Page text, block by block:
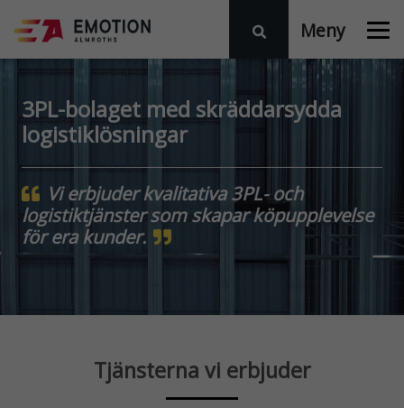
Meny
3PL-bolaget med skräddarsydda
logistiklösningar
Vi erbjuder kvalitativa 3PL- och
logistiktjänster som skapar köpupplevelse
för era kunder.
Tjänsterna vi erbjuder